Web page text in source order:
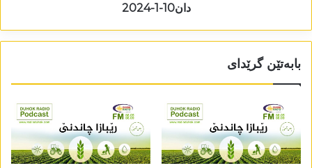
دان10-1-2024
بابەتێن گرێدای